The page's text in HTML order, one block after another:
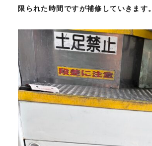
限られた時間ですが補修していきます。